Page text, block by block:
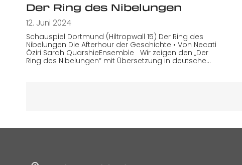
Der Ring des Nibelungen
12. Juni 2024
Schauspiel Dortmund (Hiltropwall 15) Der Ring des
Nibelungen Die Afterhour der Geschichte • Von Necati
Öziri Sarah QuarshieEnsemble Wir zeigen den „Der
Ring des Nibelungen“ mit Übersetzung in deutsche…